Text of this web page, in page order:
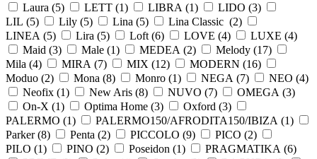
Laura (5) LETT (1) LIBRA (1) LIDO (3)
LIL (5) Lily (5) Lina (5) Lina Classic (2)
LINEA (5) Lira (5) Loft (6) LOVE (4) LUXE (4)
Maid (3) Male (1) MEDEA (2) Melody (17)
Mila (4) MIRA (7) MIX (12) MODERN (16)
Moduo (2) Mona (8) Monro (1) NEGA (7) NEO (4)
Neofix (1) New Aris (8) NUVO (7) OMEGA (3)
On-X (1) Optima Home (3) Oxford (3)
PALERMO (1) PALERMO150/AFRODITA150/IBIZA (1)
Parker (8) Penta (2) PICCOLO (9) PICO (2)
PILO (1) PINO (2) Poseidon (1) PRAGMATIKA (6)